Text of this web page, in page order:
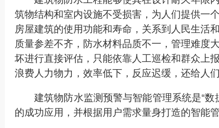
筑物结构和室内设施不受损害，为人们提供一
房屋建筑的使用功能和寿命，关系到人民生活
质量参差不齐，防水材料品质不一，管理难度
坏进行直接评估，只能依靠人工巡检和群众上
浪费人力物力，效率低下，反应迟缓，还给人
建筑物防水监测预警与智能管理系统是“
的成功应用，并根据用户需求量身打造的智能